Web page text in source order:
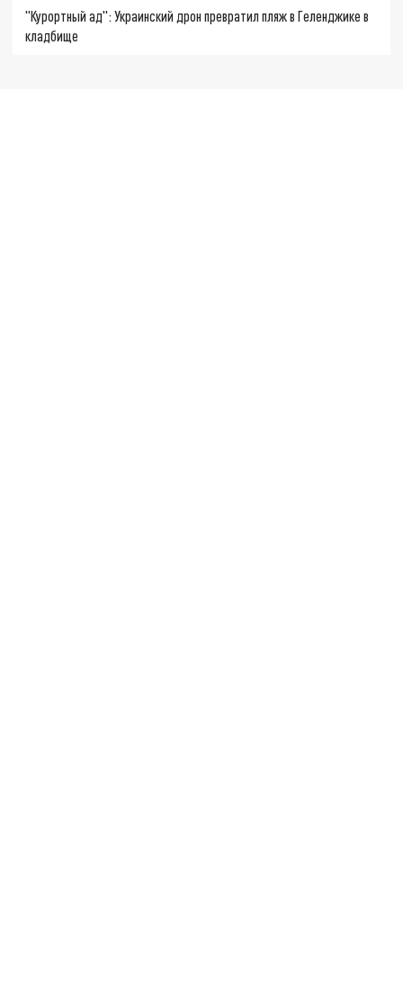
"Курортный ад": Украинский дрон превратил пляж в Геленджике в
кладбище